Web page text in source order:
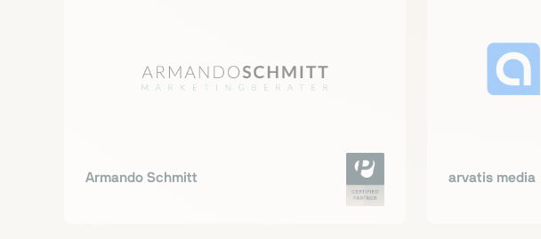
Armando Schmitt arvatis media